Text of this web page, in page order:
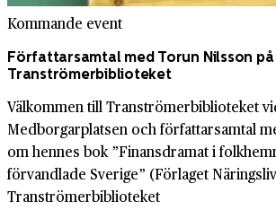
Kommande event
Författarsamtal med Torun Nilsson på
Tranströmerbiblioteket
Välkommen till Tranströmerbiblioteket
Medborgarplatsen och författarsamtal
om hennes bok ”Finansdramat i
förvandlade Sverige” (Förlaget
Tranströmerbiblioteket